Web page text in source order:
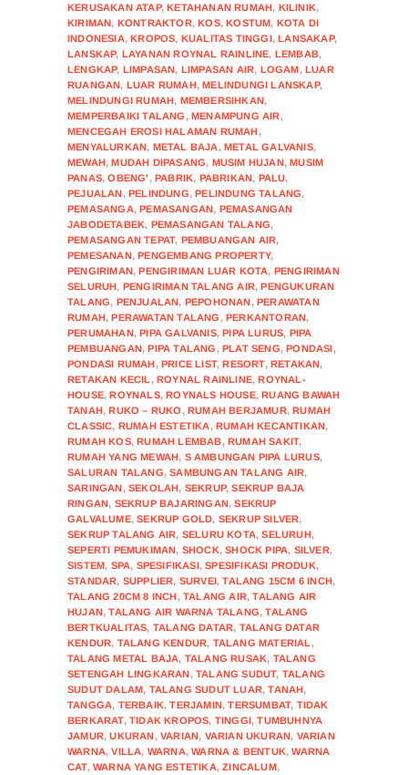
KERUSAKAN ATAP,KETAHANAN RUMAH, KILINIK,
KIRIMAN, KONTRAKTOR,KOS,KOSTUM, KOTA DI
INDONESIA,KROPOS, KUALITAS TINGGI,LANSAKAP,
LANSKAP, LAYANAN ROYNAL RAINLINE, LEMBAB,
LENGKAP, LIMPASAN, LIMPASAN AIR, LOGAM,LUAR
RUANGAN, LUAR RUMAH,MELINDUNGI LANSKAP,
MELINDUNGI RUMAH, MEMBERSIHKAN,
MEMPERBAIKI TALANG ,MENAMPUNG AIR,
MENCEGAH EROSI HALAMAN RUMAH,
MENYALURKAN, METAL BAJA,METAL GALVANIS,
MEWAH,MUDAH DIPASANG, MUSIM HUJAN,MUSIM
PANAS,OBENG' ,PABRIK, PABRIKAN, PALU,
PEJUALAN,PELINDUNG,PELINDUNG TALANG,
PEMASANGA,PEMASANGAN, PEMASANGAN
JABODETABEK, PEMASANGAN TALANG,
PEMASANGAN TEPAT, PEMBUANGAN AIR,
PEMESANAN,PENGEMBANG PROPERTY,
PENGIRIMAN,PENGIRIMAN LUAR KOTA, PENGIRIMAN
SELURUH, PENGIRIMAN TALANG AIR,PENGUKURAN
TALANG, PENJUALAN, PEPOHONAN,PERAWATAN
RUMAH,PERAWATAN TALANG ,PERKANTORAN,
PERUMAHAN,PIPA GALVANIS,PIPA LURUS, PIPA
PEMBUANGAN,PIPA TALANG ,PLAT SENG,PONDASI,
PONDASI RUMAH,PRICE LIST,RESORT,RETAKAN,
RETAKAN KECIL ,ROYNAL RAINLINE,ROYNAL-
HOUSE,ROYNALS,ROYNALS HOUSE,RUANG BAWAH
TANAH,RUKO – RUKO ,RUMAH BERJAMUR,RUMAH
CLASSIC, RUMAH ESTETIKA,RUMAH KECANTIKAN,
RUMAH KOS,RUMAH LEMBAB,RUMAH SAKIT,
RUMAH YANG MEWAH, S AMBUNGAN PIPA LURUS,
SALURAN TALANG,SAMBUNGAN TALANG AIR,
SARINGAN,SEKOLAH, SEKRUP,SEKRUP BAJA
RINGAN, SEKRUP BAJARINGAN,SEKRUP
GALVALUME,SEKRUP GOLD, SEKRUP SILVER,
SEKRUP TALANG AIR, SELURU KOTA,SELURUH,
SEPERTI PEMUKIMAN, SHOCK,SHOCK PIPA, SILVER,
SISTEM, SPA, SPESIFIKASI,SPESIFIKASI PRODUK,
STANDAR, SUPPLIER, SURVEI,TALANG 15CM 6 INCH,
TALANG 20CM 8 INCH,TALANG AIR,TALANG AIR
HUJAN,TALANG AIR WARNA TALANG,TALANG
BERTKUALITAS, TALANG DATAR, TALANG DATAR
KENDUR, TALANG KENDUR, TALANG MATERIAL ,
TALANG METAL BAJA, TALANG RUSAK, TALANG
SETENGAH LINGKARAN,TALANG SUDUT, TALANG
SUDUT DALAM, TALANG SUDUT LUAR,TANAH,
TANGGA, TERBAIK,TERJAMIN,TERSUMBAT, TIDAK
BERKARAT,TIDAK KROPOS, TINGGI,TUMBUHNYA
JAMUR,UKURAN,VARIAN, VARIAN UKURAN, VARIAN
WARNA,VILLA, WARNA,WARNA & BENTUK,WARNA
CAT,WARNA YANG ESTETIKA,ZINCALUM,